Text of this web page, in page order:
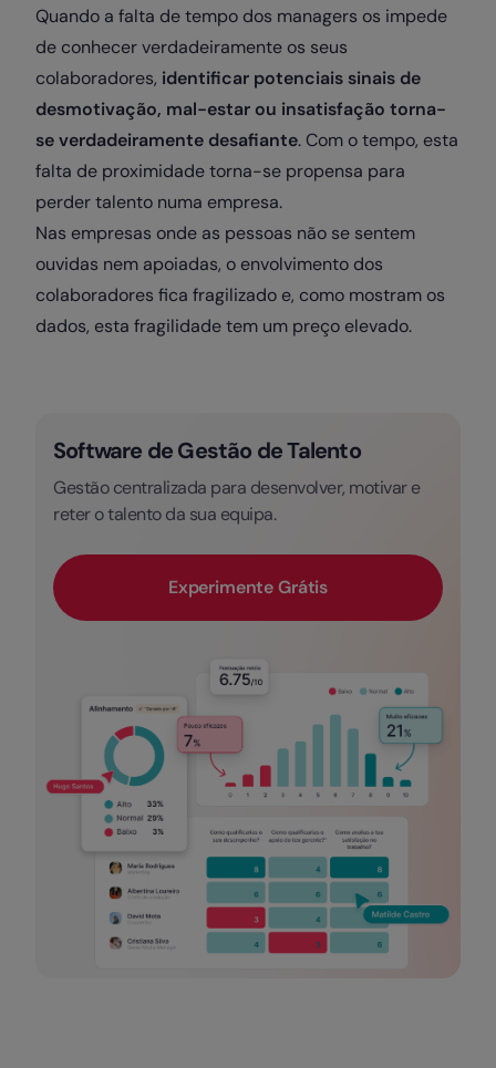
Quando a falta de tempo dos managers os impede
de conhecer verdadeiramente os seus
colaboradores, identificar potenciais sinais de
desmotivação, mal-estar ou insatisfação torna-
se verdadeiramente desafiante. Com o tempo, esta
falta de proximidade torna-se propensa para
perder talento numa empresa.
Nas empresas onde as pessoas não se sentem
ouvidas nem apoiadas, o envolvimento dos
colaboradores fica fragilizado e, como mostram os
dados, esta fragilidade tem um preço elevado.
Software de Gestão de Talento
Gestão centralizada para desenvolver, motivar e
reter o talento da sua equipa.
Experimente Grátis